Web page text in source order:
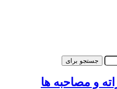
جستجو برای
و مصاحبه ها